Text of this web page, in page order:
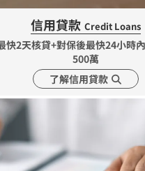
信用貸款 Credit Loans
快2天核貸+對保後最快24小時
500萬
了解信用貸款